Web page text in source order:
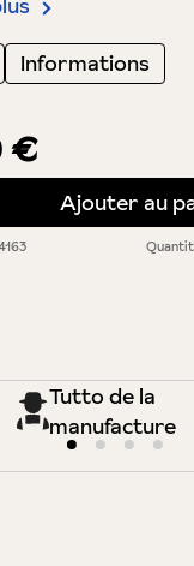
€
Informations
: Entrez la
Ajouter au
Tutto de la
manufacture